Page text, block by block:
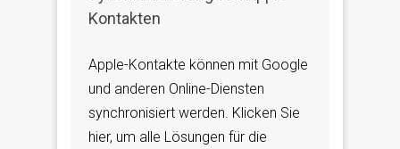
Kontakten
Apple-Kontakte können mit Google
und anderen Online-Diensten
synchronisiert werden. Klicken Sie
hier, um alle Lösungen für die